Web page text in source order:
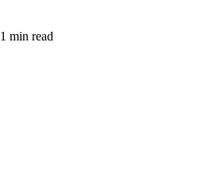
1 min read